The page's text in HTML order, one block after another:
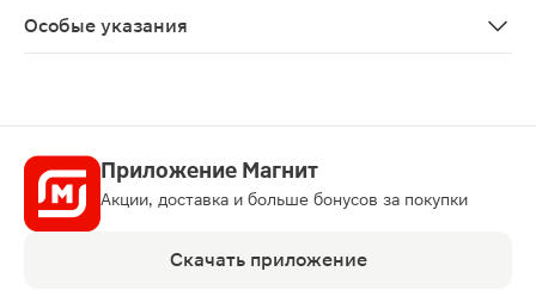
Особые указания
Приложение Магнит
Акции, доставка и больше бонусов за покупки
Скачать приложение